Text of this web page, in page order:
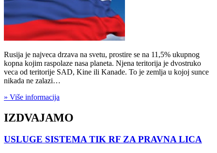
Rusija je najveca drzava na svetu, prostire se na 11,5% ukupnog
kopna kojim raspolaze nasa planeta. Njena teritorija je dvostruko
veca od teritorije SAD, Kine ili Kanade. To je zemlja u kojoj sunce
nikada ne zalazi…
» Više informacija
IZDVAJAMO
USLUGE SISTEMA TIK RF ZA PRAVNA LICA